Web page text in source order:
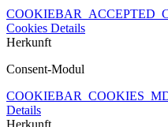
Cookies Details
Herkunft
Consent-Modul
Details
Herkunft